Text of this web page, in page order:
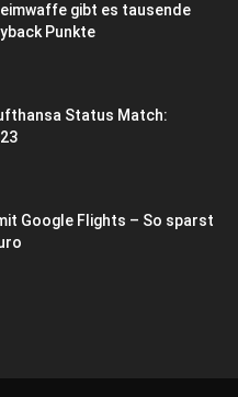
gibt es tausende
Punkte
Status Match:
Google Flights – So sparst